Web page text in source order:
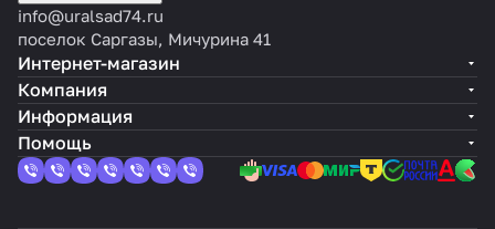
info@uralsad74.ru
поселок Саргазы, Мичурина 41
Интернет-магазин
Компания
Информация
Помощь